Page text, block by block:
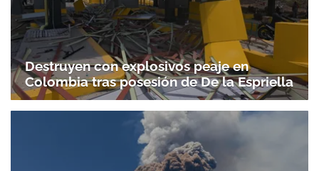
Destruyen con explosivos peaje en
Colombia tras posesión de De la Espriella